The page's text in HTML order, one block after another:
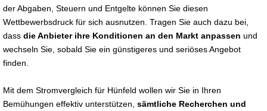
der Abgaben, Steuern und Entgelte können Sie diesen
Wettbewerbsdruck für sich ausnutzen. Tragen Sie auch dazu bei,
dass die Anbieter ihre Konditionen an den Markt anpassen und
wechseln Sie, sobald Sie ein günstigeres und seriöses Angebot
finden.
Mit dem Stromvergleich für Hünfeld wollen wir Sie in Ihren
Bemühungen effektiv unterstützen, sämtliche Recherchen und